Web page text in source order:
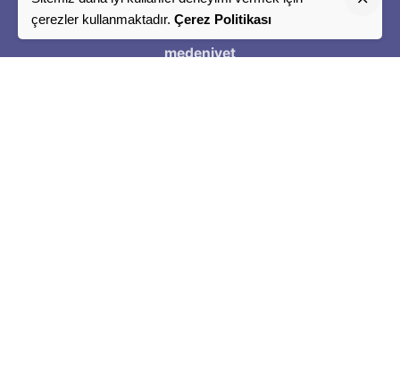
"
medeniyet
çerezler kullanmaktadır. Çerez Politikası